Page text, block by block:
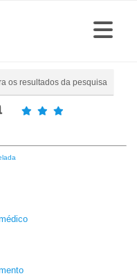
os resultados da pesquisa